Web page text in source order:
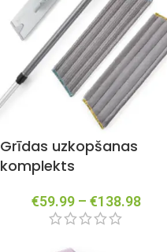
Grīdas uzkopšanas
komplekts
€59.99 – €138.98